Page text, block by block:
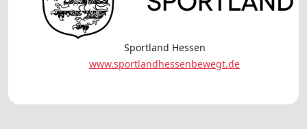
Sportland Hessen
www.sportlandhessenbewegt.de